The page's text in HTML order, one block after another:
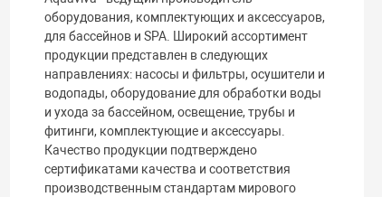
оборудования, комплектующих и аксессуаров,
для бассейнов и SPA. Широкий ассортимент
продукции представлен в следующих
направлениях: насосы и фильтры, осушители и
водопады, оборудование для обработки воды
и ухода за бассейном, освещение, трубы и
фитинги, комплектующие и аксессуары.
Качество продукции подтверждено
сертификатами качества и соответствия
производственным стандартам мирового